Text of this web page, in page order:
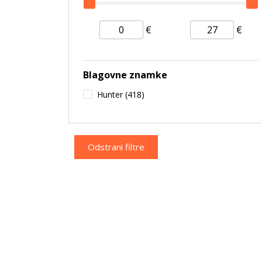
€ €
Blagovne znamke
Hunter(418)
Odstrani filtre